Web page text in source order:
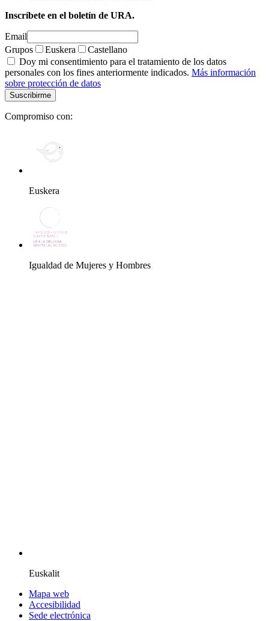
Inscríbete en el boletín de URA.
Email
Grupos
Euskera
Castellano
Doy mi consentimiento para el tratamiento de los datos
personales con los fines anteriormente indicados. Más información
sobre protección de datos
Compromiso con:
Euskera
Igualdad de Mujeres y Hombres
Euskalit
Mapa web
Accesibilidad
Sede electrónica